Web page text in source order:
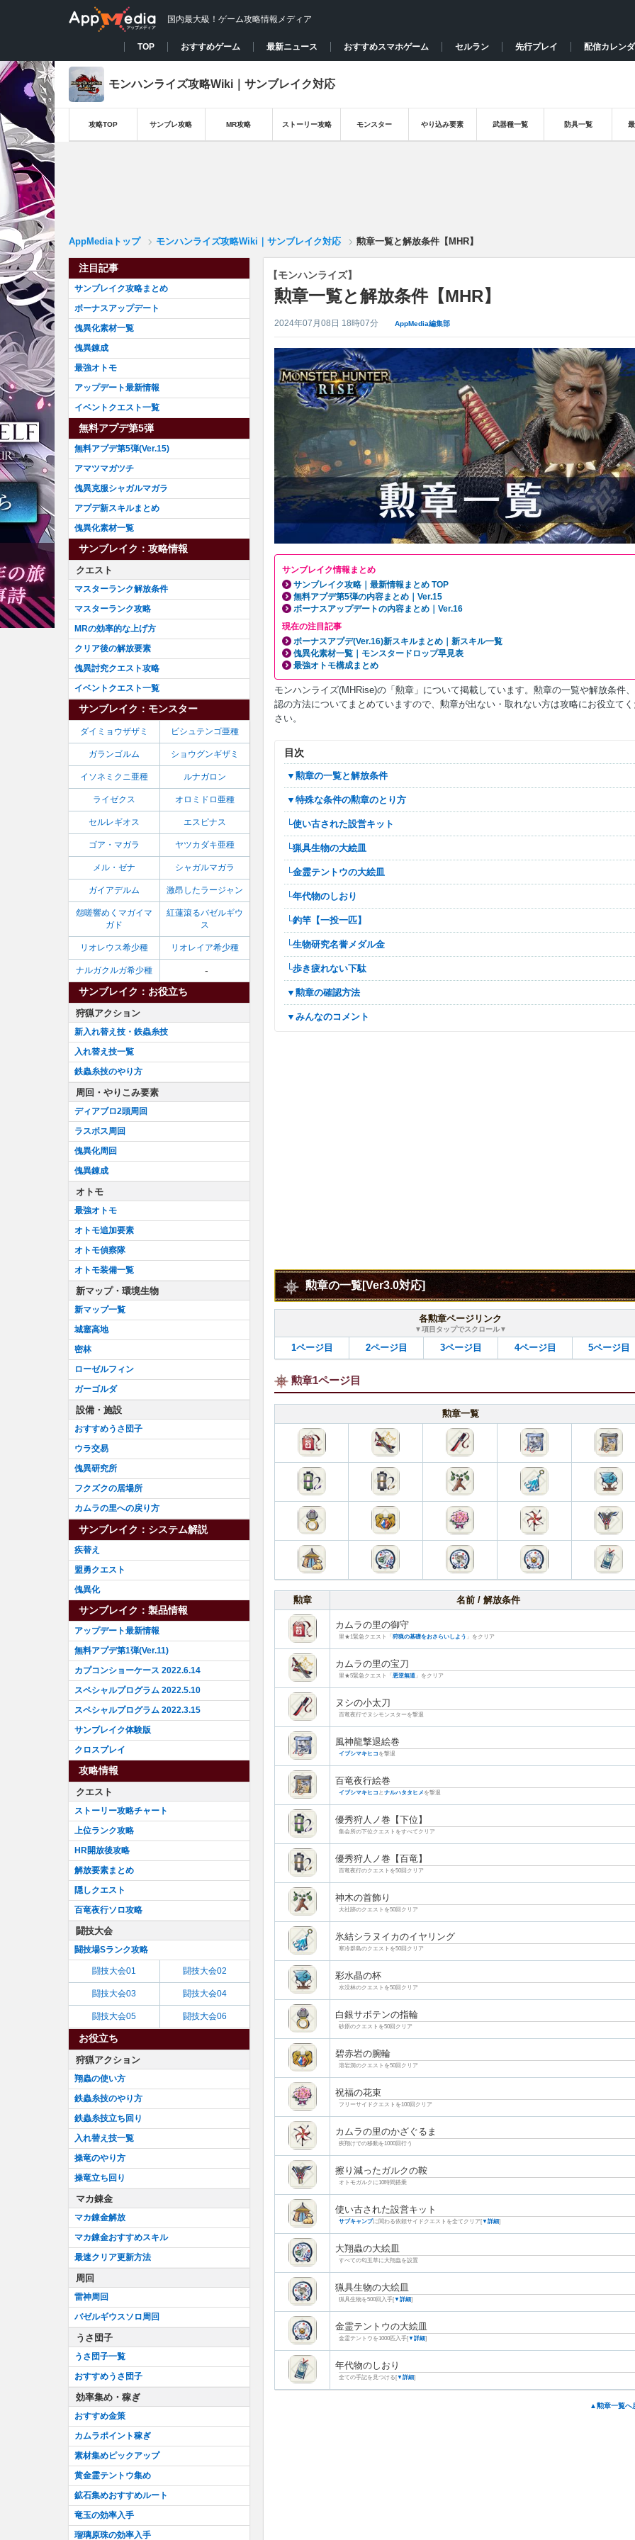
国内最大級！ゲーム攻略情報メディア
TOP おすすめゲーム 最新ニュース おすすめスマホゲーム セルラン 先行プレイ 配信カレン
モンハンライズ攻略Wiki｜サンブレイク対応
攻略TOP サンブレ攻略 MR攻略 ストーリー攻略 モンスター やり込み要素 武器種一覧 防具一覧
AppMediaトップ モンハンライズ攻略Wiki｜サンブレイク対応 勲章一覧と解放条件【MHR】
【モンハンライズ】
勲章一覧と解放条件【MHR】
2024年07月08日 18時07分 AppMedia編集部
サンブレイク情報まとめ
サンブレイク攻略｜最新情報まとめ TOP
無料アプデ第5弾の内容まとめ｜Ver.15
ボーナスアップデートの内容まとめ｜Ver.16
現在の注目記事
ボーナスアプデ(Ver.16)新スキルまとめ｜新スキル一覧
傀異化素材一覧｜モンスタードロップ早見表
最強オトモ構成まとめ
モンハンライズ(MHRise)の「勲章」について掲載しています。勲章の一覧や解放条件
認の方法についてまとめていますので、勲章が出ない・取れない方は攻略にお役立て
さい。
目次
▼勲章の一覧と解放条件
▼特殊な条件の勲章のとり方
└使い古された設営キット
└猟具生物の大絵皿
└金霊テントウの大絵皿
└年代物のしおり
└釣竿【一投一匹】
└生物研究名誉メダル金
└歩き疲れない下駄
▼勲章の確認方法
▼みんなのコメント
勲章の一覧[Ver3.0対応]
各勲章ページリンク
▼項目タップでスクロール▼
1ページ目 2ページ目 3ページ目 4ページ目 5ページ目
勲章1ページ目
勲章一覧
勲章 名前 / 解放条件
カムラの里の御守
里★1緊急クエスト「 狩猟の基礎をおさらいしよう 」をクリア
カムラの里の宝刀
里★5緊急クエスト「 悪逆無道」をクリア
ヌシの小太刀
百竜夜行でヌシモンスターを撃退
風神龍撃退絵巻
イブシマキヒコ を撃退
百竜夜行絵巻
イブシマキヒコ と ナルハタタヒメ を撃退
優秀狩人ノ巻【下位】
集会所の下位クエストをすべてクリア
優秀狩人ノ巻【百竜】
百竜夜行のクエストを50回クリア
神木の首飾り
大社跡のクエストを50回クリア
氷結シラヌイカのイヤリング
寒冷群島のクエストを50回クリア
彩水晶の杯
水没林のクエストを50回クリア
白銀サボテンの指輪
砂原のクエストを50回クリア
碧赤岩の腕輪
溶岩洞のクエストを50回クリア
祝福の花束
フリーサイドクエストを100回クリア
カムラの里のかざぐるま
疾翔けでの移動を1000回行う
擦り減ったガルクの鞍
オトモガルクに10時間搭乗
使い古された設営キット
サブキャンプに関わる依頼サイドクエストを全てクリア[▼詳細]
大翔蟲の大絵皿
すべての匂玉草に大翔蟲を設置
猟具生物の大絵皿
猟具生物を500回入手[▼詳細]
金霊テントウの大絵皿
金霊テントウを1000匹入手[▼詳細]
年代物のしおり
全ての手記を見つける[▼詳細]
▲勲章一覧へ
注目記事
サンブレイク攻略まとめ
ボーナスアップデート
傀異化素材一覧
傀異錬成
最強オトモ
アップデート最新情報
イベントクエスト一覧
無料アプデ第5弾
無料アプデ第5弾(Ver.15)
アマツマガツチ
傀異克服シャガルマガラ
アプデ新スキルまとめ
傀異化素材一覧
サンブレイク：攻略情報
クエスト
マスターランク解放条件
マスターランク攻略
MRの効率的な上げ方
クリア後の解放要素
傀異討究クエスト攻略
イベントクエスト一覧
サンブレイク：モンスター
ダイミョウザザミ ビシュテンゴ亜種
ガランゴルム ショウグンギザミ
イソネミクニ亜種 ルナガロン
ライゼクス オロミドロ亜種
セルレギオス エスピナス
ゴア・マガラ ヤツカダキ亜種
メル・ゼナ シャガルマガラ
ガイアデルム 激昂したラージャン
怨嗟響めくマガイマ
ガド
紅蓮滾るバゼルギウ
ス
リオレウス希少種 リオレイア希少種
ナルガクルガ希少種
-
サンブレイク：お役立ち
狩猟アクション
新入れ替え技・鉄蟲糸技
入れ替え技一覧
鉄蟲糸技のやり方
周回・やりこみ要素
ディアブロ2頭周回
ラスボス周回
傀異化周回
傀異錬成
オトモ
最強オトモ
オトモ追加要素
オトモ偵察隊
オトモ装備一覧
新マップ・環境生物
新マップ一覧
城塞高地
密林
ローゼルフィン
ガーゴルダ
設備・施設
おすすめうさ団子
ウラ交易
傀異研究所
フクズクの居場所
カムラの里への戻り方
サンブレイク：システム解説
疾替え
盟勇クエスト
傀異化
サンブレイク：製品情報
アップデート最新情報
無料アプデ第1弾(Ver.11)
カプコンショーケース 2022.6.14
スペシャルプログラム 2022.5.10
スペシャルプログラム 2022.3.15
サンブレイク体験版
クロスプレイ
攻略情報
クエスト
ストーリー攻略チャート
上位ランク攻略
HR開放後攻略
解放要素まとめ
隠しクエスト
百竜夜行ソロ攻略
闘技大会
闘技場Sランク攻略
闘技大会01 闘技大会02
闘技大会03 闘技大会04
闘技大会05 闘技大会06
お役立ち
狩猟アクション
翔蟲の使い方
鉄蟲糸技のやり方
鉄蟲糸技立ち回り
入れ替え技一覧
操竜のやり方
操竜立ち回り
マカ錬金
マカ錬金解放
マカ錬金おすすめスキル
最速クリア更新方法
周回
雷神周回
バゼルギウスソロ周回
うさ団子
うさ団子一覧
おすすめうさ団子
効率集め・稼ぎ
おすすめ金策
カムラポイント稼ぎ
素材集めピックアップ
黄金霊テントウ集め
鉱石集めおすすめルート
竜玉の効率入手
瑠璃原珠の効率入手